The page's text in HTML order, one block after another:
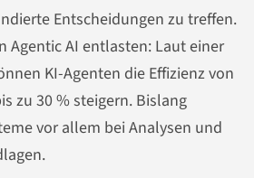
Entscheidungen zu treffen.
Agentic AI entlasten: Laut einer
KI-Agenten die Effizienz von
zu 30 % steigern. Bislang
vor allem bei Analysen und